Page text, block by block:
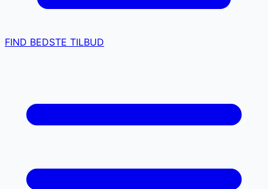
FIND BEDSTE TILBUD